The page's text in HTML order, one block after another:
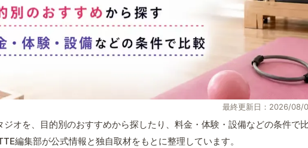
最終更新日：2026/08/
オを、目的別のおすすめから探したり、料金・体験・設備などの条件で
編集部が公式情報と独自取材をもとに整理しています。